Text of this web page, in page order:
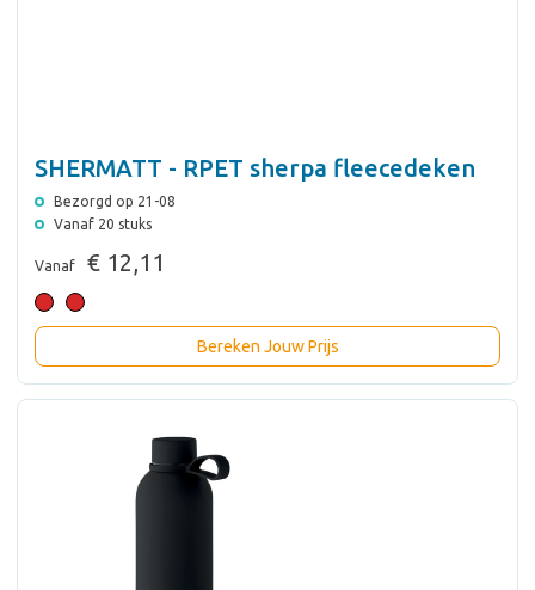
SHERMATT - RPET sherpa fleecedeken
Bezorgd op 21-08
Vanaf 20 stuks
Vanaf € 12,11
Bereken Jouw Prijs